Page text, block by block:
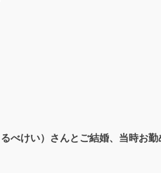
べけい）さんとご結婚、当時お